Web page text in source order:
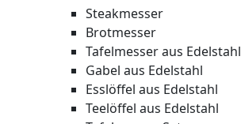
Steakmesser
Brotmesser
Tafelmesser aus Edelstahl
Gabel aus Edelstahl
Esslöffel aus Edelstahl
Teelöffel aus Edelstahl